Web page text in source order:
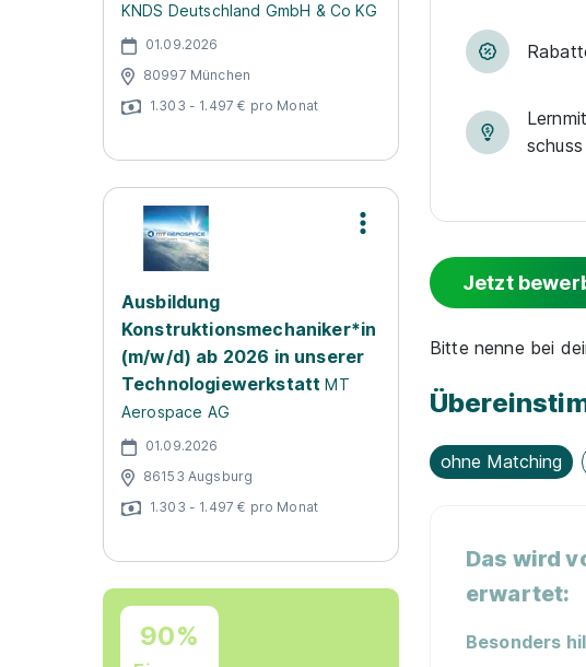
KNDS Deutschland GmbH & Co KG
01.09.2026
80997 München
1.303 - 1.497 € pro Monat
Ausbildung
Konstruktionsmechaniker*in
(m/w/d) ab 2026 in unserer
Technologiewerkstatt MT
Aerospace AG
01.09.2026
86153 Augsburg
1.303 - 1.497 € pro Monat
90%
schuss
Jetzt
Bitte nenne bei
ohne Matching
Das wird
erwartet:
Besonders